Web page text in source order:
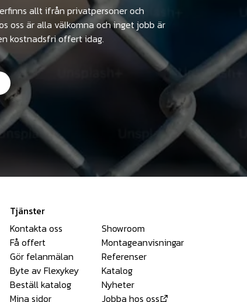
allt ifrån privatpersoner och
oss är alla välkomna och inget jobb är
kostnadsfri offert idag.
Tjänster
Kontakta oss
Få offert
Gör felanmälan
Byte av Flexykey
Beställ katalog
Mina sidor
Showroom
Montageanvisningar
Referenser
Katalog
Nyheter
Jobba hos oss